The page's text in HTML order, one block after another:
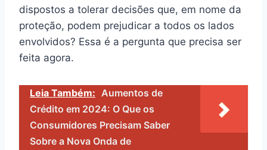
dispostos a tolerar decisões que, em nome da
proteção, podem prejudicar a todos os lados
envolvidos? Essa é a pergunta que precisa ser
feita agora.
Leia Também: Aumentos de
Crédito em 2024: O Que os
Consumidores Precisam Saber
Sobre a Nova Onda de